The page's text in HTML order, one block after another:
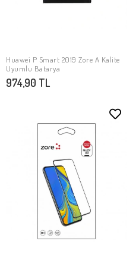
SEPETE EKLE
Huawei P Smart 2019 Zore A Kalite
Uyumlu Batarya
974,90 TL